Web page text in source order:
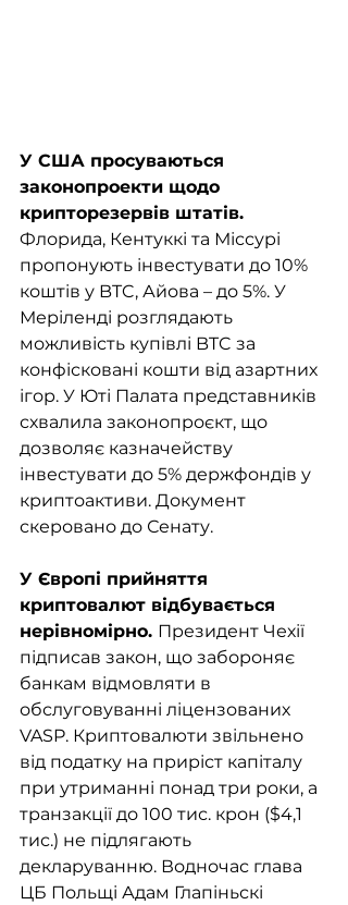
У США просуваються
законопроекти щодо
крипторезервів штатів.
Флорида, Кентуккі та Міссурі
пропонують інвестувати до 10%
коштів у BTC, Айова – до 5%. У
Меріленді розглядають
можливість купівлі BTC за
конфісковані кошти від азартних
ігор. У Юті Палата представників
схвалила законопроєкт, що
дозволяє казначейству
інвестувати до 5% держфондів у
криптоактиви. Документ
скеровано до Сенату.
У Європі прийняття
криптовалют відбувається
нерівномірно. Президент Чехії
підписав закон, що забороняє
банкам відмовляти в
обслуговуванні ліцензованих
VASP. Криптовалюти звільнено
від податку на приріст капіталу
при утриманні понад три роки, а
транзакції до 100 тис. крон ($4,1
тис.) не підлягають
декларуванню. Водночас глава
ЦБ Польщі Адам Глапіньскі